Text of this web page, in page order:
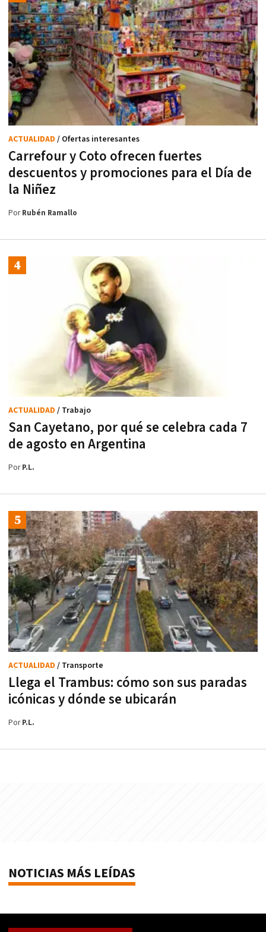
Carrefour y Coto ofrecen fuertes
descuentos y promociones para el Día de
la Niñez
ACTUALIDAD / Ofertas interesantes
PorRubén Ramallo
San Cayetano, por qué se celebra cada 7
de agosto en Argentina
ACTUALIDAD / Trabajo
PorP.L.
Llega el Trambus: cómo son sus paradas
icónicas y dónde se ubicarán
ACTUALIDAD / Transporte
PorP.L.
NOTICIAS MÁS LEÍDAS